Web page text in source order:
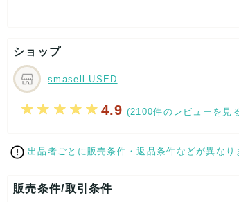
こちらはUSED品になりますが、
特記する程のダメージはなく、状態良好なお品にな
ダメージがある場合はできる限り、撮影しており
ご確認下さいませ。
表記サイズ：Ⅲ
身幅：約46cm
ショップ
smasell.USED
4.9 (2100件のレビューを見
出品者ごとに販売条件・返品条件などが異な
販売条件/取引条件